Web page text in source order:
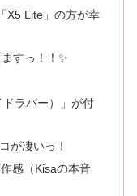
X5 Lite」の方が幸
すっ！！✨
ラバー）」が付
が凄いっ！
感（Kisaの本音